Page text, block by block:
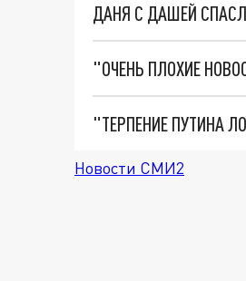
ДАНЯ С ДАШЕЙ
Новости СМИ2